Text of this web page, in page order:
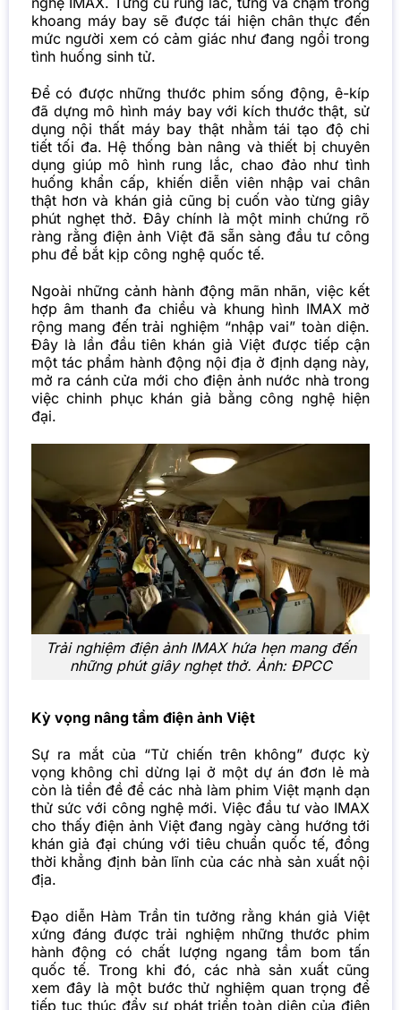
khoang máy bay sẽ được tái hiện chân thực đến
mức người xem có cảm giác như đang ngồi trong
tình huống sinh tử.
Để có được những thước phim sống động, ê-kíp
đã dựng mô hình máy bay với kích thước thật, sử
dụng nội thất máy bay thật nhằm tái tạo độ chi
tiết tối đa. Hệ thống bàn nâng và thiết bị chuyên
dụng giúp mô hình rung lắc, chao đảo như tình
huống khẩn cấp, khiến diễn viên nhập vai chân
thật hơn và khán giả cũng bị cuốn vào từng giây
phút nghẹt thở. Đây chính là một minh chứng rõ
ràng rằng điện ảnh Việt đã sẵn sàng đầu tư công
phu để bắt kịp công nghệ quốc tế.
Ngoài những cảnh hành động mãn nhãn, việc kết
hợp âm thanh đa chiều và khung hình IMAX mở
rộng mang đến trải nghiệm “nhập vai” toàn diện.
Đây là lần đầu tiên khán giả Việt được tiếp cận
một tác phẩm hành động nội địa ở định dạng này,
mở ra cánh cửa mới cho điện ảnhnước nhà trong
việc chinh phục khán giả bằng công nghệ hiện
đại.
Trải nghiệm điện ảnh IMAX hứa hẹn mang đến
những phút giây nghẹt thở. Ảnh: ĐPCC
Kỳ vọng nâng tầm điện ảnh Việt
Sự ra mắt của “Tử chiến trên không” được kỳ
vọng không chỉ dừng lại ở một dự án đơn lẻ mà
còn là tiền đề để các nhà làm phim Việt mạnh dạn
thử sức với công nghệ mới. Việc đầu tư vào IMAX
cho thấyđiện ảnh Việt đang ngày càng hướng tới
khán giả đại chúng với tiêu chuẩn quốc tế, đồng
thời khẳng định bản lĩnh của các nhà sản xuất nội
địa.
Đạo diễn Hàm Trần tin tưởng rằng khán giả Việt
xứng đáng được trải nghiệm những thước phim
hành động có chất lượng ngang tầm bom tấn
quốc tế. Trong khi đó, các nhà sản xuất cũng
xem đây là một bước thử nghiệm quan trọng để
tiếp tục thúc đẩy sự phát triển toàn diện của điện